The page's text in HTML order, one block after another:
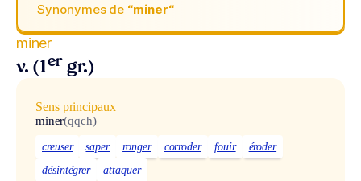
Synonymes de “miner“
miner
v. (1er gr.)
Sens principaux
miner(qqch)
creuser saper ronger corroder fouir
éroder
désintégrer
attaquer